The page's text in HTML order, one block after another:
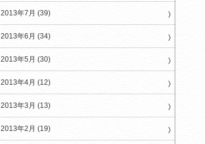
2013年7月 (39)
2013年6月 (34)
2013年5月 (30)
2013年4月 (12)
2013年3月 (13)
2013年2月 (19)